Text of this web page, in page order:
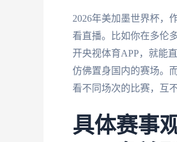
2026年美加墨世界杯，
看直播。比如你在多伦
开央视体育APP，就能
仿佛置身国内的赛场。
看不同场次的比赛，互
具体赛事